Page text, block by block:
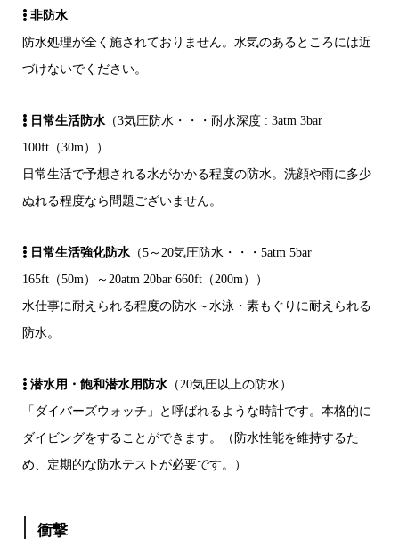
非防水
防水処理が全く施されておりません。水気のあるところには近
づけないでください。
日常生活防水（3気圧防水・・・耐水深度 : 3atm 3bar
100ft（30m））
日常生活で予想される水がかかる程度の防水。洗顔や雨に多少
ぬれる程度なら問題ございません。
日常生活強化防水（5～20気圧防水・・・5atm 5bar
165ft（50m）～20atm 20bar 660ft（200m））
水仕事に耐えられる程度の防水～水泳・素もぐりに耐えられる
防水。
潜水用・飽和潜水用防水（20気圧以上の防水）
「ダイバーズウォッチ」と呼ばれるような時計です。本格的に
ダイビングをすることができます。（防水性能を維持するた
め、定期的な防水テストが必要です。）
衝撃